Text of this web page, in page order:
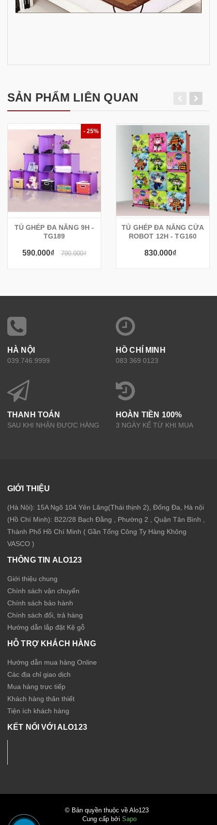
SẢN PHẨM LIÊN QUAN
- 25%
TỦ GHÉP ĐA NĂNG 9H -
TG189
590.000₫ 790.000₫
TỦ GHÉP ĐA NĂNG CỬA
ROBOT 12H - TG160
830.000₫
HÀ NỘI
039.746.9999
HỒ CHÍ MINH
083 369 0123
THANH TOÁN
SAU KHI NHẬN ĐƯỢC HÀNG
HOÀN TIỀN 100%
3 NGÀY KỂ TỪ KHI MUA
GIỚI THIỆU
(Hà Nội): 15A Ngõ 104 Yên Lãng(Thái thịnh 2), Đống Đa, Hà nội
(Hồ Chí Minh): B22/28 Bạch Đằng , Phường 2 , Quận Tân Bình ,
Thành Phố Hồ Chí Minh ( Gần Tổng Công Ty Hàng Không
VASCO )
THÔNG TIN ALO123
Giới thiệu chung
Chính sách vận chuyển
Chính sách bảo hành
Chính sách đổi, trả hàng
Hướng dẫn lắp đặt Kệ gỗ
HỖ TRỢ KHÁCH HÀNG
Hướng dẫn mua hàng Online
Các địa chỉ giao dịch
Mua hàng trực tiếp
Khách hàng thân thiết
Tiện ích khách hàng
KẾT NỐI VỚI ALO123
© Bản quyền thuộc về Alo123
Cung cấp bởi Sapo